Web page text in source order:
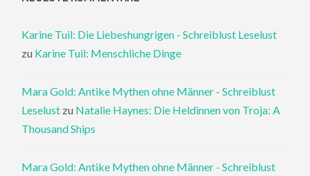
Karine Tuil: Die Liebeshungrigen - Schreiblust Leselust
zu Karine Tuil: Menschliche Dinge
Mara Gold: Antike Mythen ohne Männer - Schreiblust
Leselust zu Natalie Haynes: Die Heldinnen von Troja: A
Thousand Ships
Mara Gold: Antike Mythen ohne Männer - Schreiblust